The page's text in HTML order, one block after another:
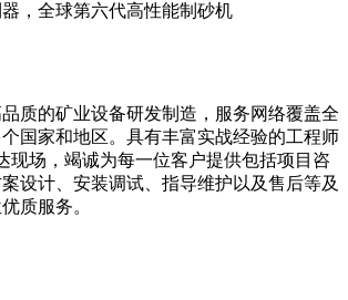
，全球第六代高性能制砂机
质的矿业设备研发制造，服务网络覆盖全
国家和地区。具有丰富实战经验的工程师
现场，竭诚为每一位客户提供包括项目咨
设计、安装调试、指导维护以及售后等及
质服务。